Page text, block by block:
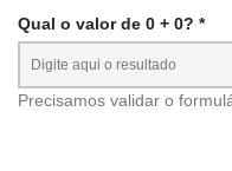
Qual o valor de 0 + 0? *
Precisamos validar o